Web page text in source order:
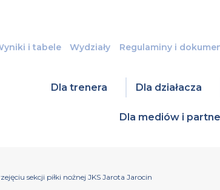
i tabele Wydziały Regulaminy i
Dla trenera Dla działacza
Dla mediów i
sekcji piłki nożnej JKS Jarota Jarocin